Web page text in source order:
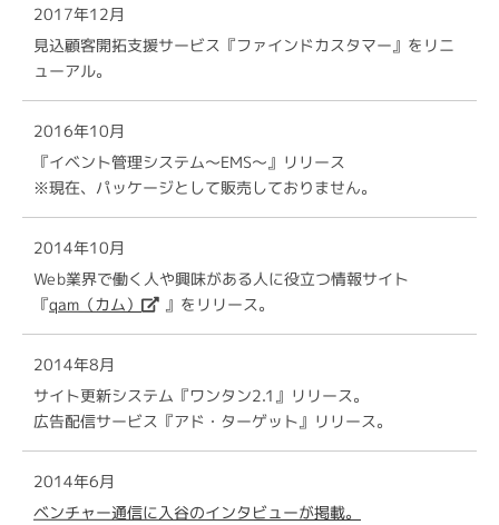
2017年12月
見込顧客開拓支援サービス『ファインドカスタマー』をリニ
ューアル。
2016年10月
『イベント管理システム～EMS～』リリース
※現在、パッケージとして販売しておりません。
2014年10月
Web業界で働く人や興味がある人に役立つ情報サイト
『qam（カム） 』をリリース。
2014年8月
サイト更新システム『ワンタン2.1』リリース。
広告配信サービス『アド・ターゲット』リリース。
2014年6月
ベンチャー通信に入谷のインタビューが掲載。